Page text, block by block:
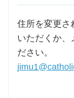
住所を変更さ
いただくか、
ださい。